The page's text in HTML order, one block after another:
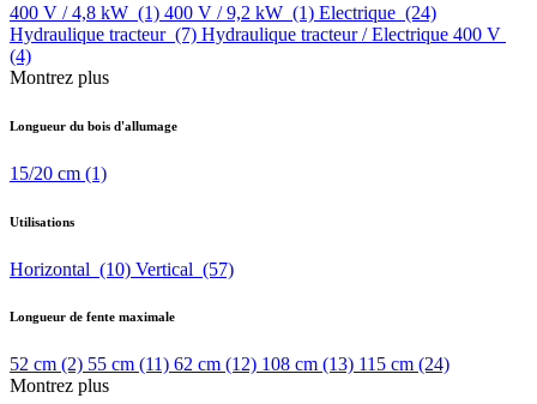
400 V / 4,8 kW (1) 400 V / 9,2 kW (1) Electrique (24)
Hydraulique tracteur (7) Hydraulique tracteur / Electrique 400 V
(4)
Montrez plus
Longueur du bois d'allumage
15/20 cm (1)
Utilisations
Horizontal (10) Vertical (57)
Longueur de fente maximale
52 cm (2) 55 cm (11) 62 cm (12) 108 cm (13) 115 cm (24)
Montrez plus